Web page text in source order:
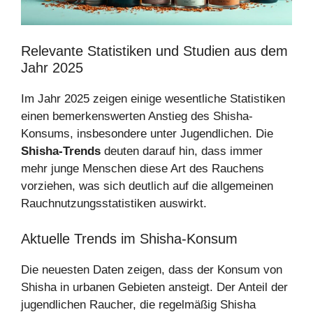
Relevante Statistiken und Studien aus dem
Jahr 2025
Im Jahr 2025 zeigen einige wesentliche Statistiken
einen bemerkenswerten Anstieg des Shisha-
Konsums, insbesondere unter Jugendlichen. Die
Shisha-Trends deuten darauf hin, dass immer
mehr junge Menschen diese Art des Rauchens
vorziehen, was sich deutlich auf die allgemeinen
Rauchnutzungsstatistiken auswirkt.
Aktuelle Trends im Shisha-Konsum
Die neuesten Daten zeigen, dass der Konsum von
Shisha in urbanen Gebieten ansteigt. Der Anteil der
jugendlichen Raucher, die regelmäßig Shisha